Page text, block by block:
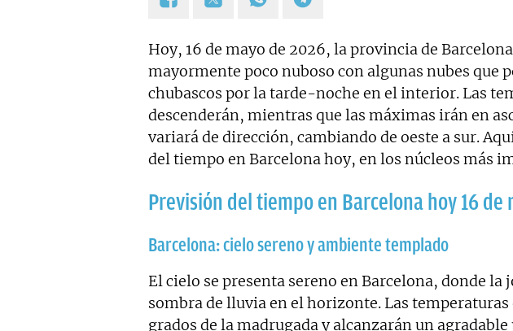
Hoy, 16 de mayo de 2026, la provincia de
mayormente poco nuboso con algunas nubes que
chubascos por la tarde-noche en el interior. Las
descenderán, mientras que las máximas irán en
variará de dirección, cambiando de oeste a sur.
del tiempo en Barcelona hoy, en los núcleos más
Previsión del tiempo en Barcelona hoy 16 de
Barcelona: cielo sereno y ambiente templado
El cielo se presenta sereno en Barcelona, donde
sombra de lluvia en el horizonte. Las
grados de la madrugada y alcanzarán un